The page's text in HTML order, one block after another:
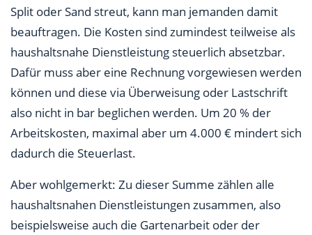
Split oder Sand streut, kann man jemanden damit
beauftragen. Die Kosten sind zumindest teilweise als
haushaltsnahe Dienstleistung steuerlich absetzbar.
Dafür muss aber eine Rechnung vorgewiesen werden
können und diese via Überweisung oder Lastschrift
also nicht in bar beglichen werden. Um 20 % der
Arbeitskosten, maximal aber um 4.000 € mindert sich
dadurch die Steuerlast.
Aber wohlgemerkt: Zu dieser Summe zählen alle
haushaltsnahen Dienstleistungen zusammen, also
beispielsweise auch die Gartenarbeit oder der